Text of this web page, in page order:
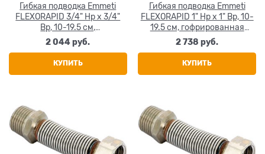
Гибкая подводка Emmeti
FLEXORAPID 3/4" Нр х 3/4"
Вр, 10-19.5 см,
гофрированная
нержавеющая сталь
2 044 руб.
КУПИТЬ
Гибкая подводка Emmeti
FLEXORAPID 1" Нр х 1" Вр, 10-
19.5 см, гофрированная
нержавеющая сталь
2 738 руб.
КУПИТЬ